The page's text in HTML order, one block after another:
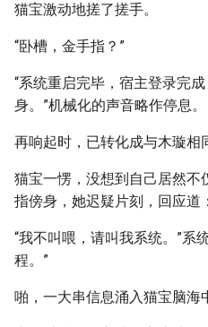
猫宝激动地搓了搓手。
“卧槽，金手指？”
“系统重启完毕，宿主登录完
身。”机械化的声音略作停息。
再响起时，已转化成与木璇相
猫宝一愣，没想到自己居然不
指傍身，她迟疑片刻，回应道
“我不叫喂，请叫我系统。”系
程。”
啪，一大串信息涌入猫宝脑海